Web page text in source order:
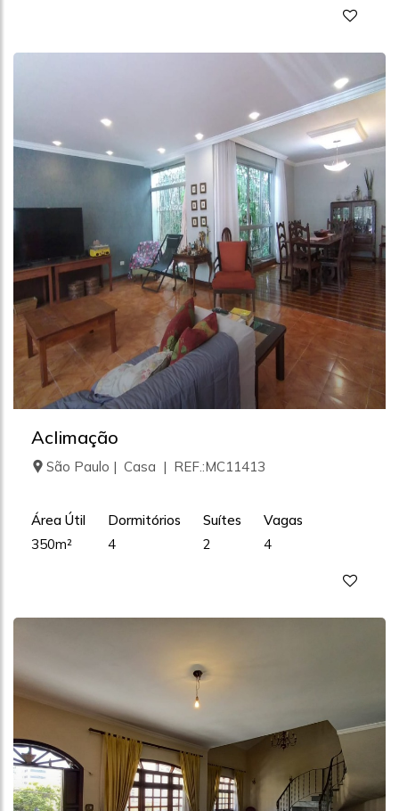
Aclimação
São Paulo | Casa | REF.:MC11413
Área Útil
350m²
Dormitórios
4
Suítes
2
Vagas
4